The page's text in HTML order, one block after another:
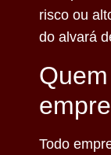
risco ou
do alvará
Todo